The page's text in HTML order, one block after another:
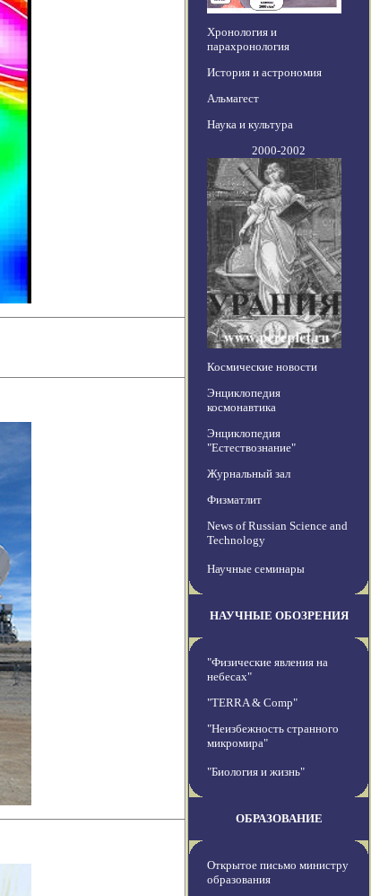
Хронология и
парахронология
История и астрономия
Альмагест
Наука и культура
2000-2002
Космические новости
Энциклопедия
космонавтика
Энциклопедия
"Естествознание"
Журнальный зал
Физматлит
News of Russian Science and
Technology
Научные семинары
НАУЧНЫЕ ОБОЗРЕНИЯ
"Физические явления на
небесах"
"TERRA & Comp"
"Неизбежность странного
микромира"
"Биология и жизнь"
ОБРАЗОВАНИЕ
Открытое письмо министру
образования